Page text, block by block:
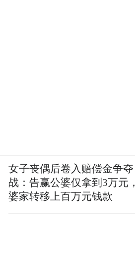
女子丧偶后卷入赔偿金争夺
战：告赢公婆仅拿到3万元，
婆家转移上百万元钱款